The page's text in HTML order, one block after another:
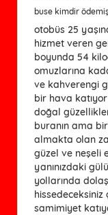
buse kimdir
otobüs 25
hizmet veren
boyunda 54
omuzlarına
ve kahverengi
bir hava
doğal
buranın ama
almakta olan
güzel ve neşeli
yanınızdaki
yollarında
hissedeceksiniz
samimiyet